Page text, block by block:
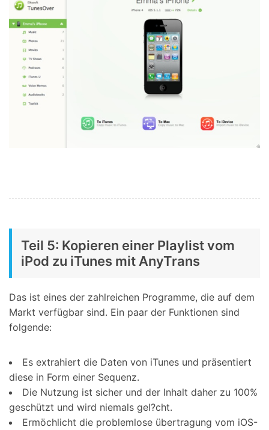
Teil 5: Kopieren einer Playlist vom
iPod zu iTunes mit AnyTrans
Das ist eines der zahlreichen Programme, die auf dem
Markt verfügbar sind. Ein paar der Funktionen sind
folgende:
Es extrahiert die Daten von iTunes und präsentiert
diese in Form einer Sequenz.
Die Nutzung ist sicher und der Inhalt daher zu 100%
geschützt und wird niemals gel?cht.
Ermöchlicht die problemlose übertragung vom iOS-